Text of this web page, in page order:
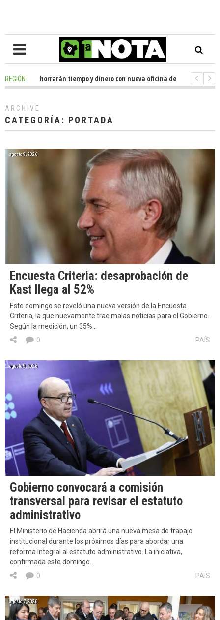
REGIÓN tiempo y dinero con nueva oficina de licencias de conducir en
ARCHIVE
CATEGORÍA: PORTADA
agosto 9, 2026
Encuesta Criteria: desaprobación de
Kast llega al 52%
Este domingo se reveló una nueva versión de la Encuesta
Criteria, la que nuevamente trae malas noticias para el Gobierno.
Según la medición, un 35%…
PAÍS
0
agosto 9, 2026
Gobierno convocará a comisión
transversal para revisar el estatuto
administrativo
El Ministerio de Hacienda abrirá una nueva mesa de trabajo
institucional durante los próximos días para abordar una
reforma integral al estatuto administrativo. La iniciativa,
confirmada este domingo…
PAÍS
0
agosto 7, 2026